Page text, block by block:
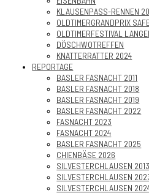
KLAUSENPASS-RENNEN
OLDTIMERGRANDPRIX
OLDTIMERFESTIVAL
DÖSCHWOTREFFEN
KNATTERRATTER 2024
REPORTAGE
BASLER FASNACHT 2011
BASLER FASNACHT 2018
BASLER FASNACHT 2019
BASLER FASNACHT 2022
FASNACHT 2023
FASNACHT 2024
BASLER FASNACHT 2025
CHIENBÄSE 2026
SILVESTERCHLAUSEN
SILVESTERCHLAUSEN
SILVESTERCHLAUSEN